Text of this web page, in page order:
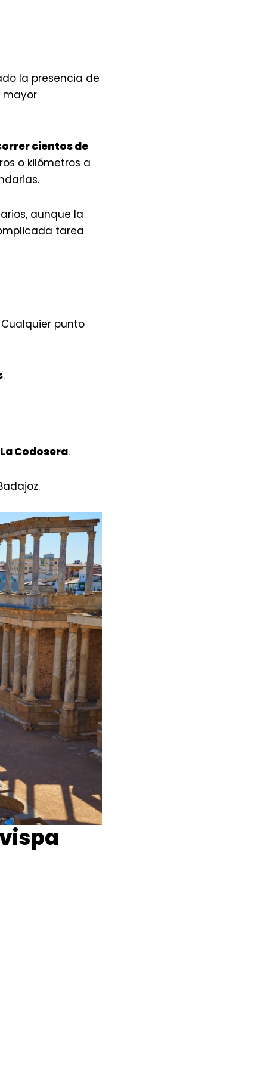
la presencia de
mayor
cientos de
o kilómetros a
aunque la
tarea
punto
.
La Codosera.